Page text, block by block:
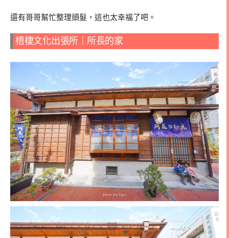
還有哥哥幫忙整理頭髮，這也太幸福了吧。
梧棲文化出張所｜所長的家